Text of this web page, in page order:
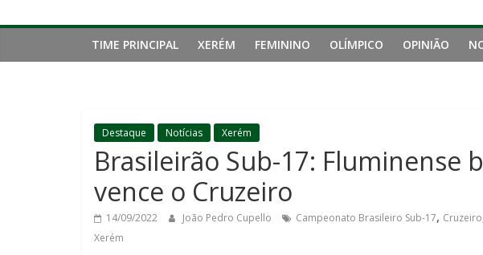
TIME PRINCIPAL XERÉM FEMININO OLÍMPICO OPINIÃO
Destaque Notícias Xerém
Brasileirão Sub-17: Fluminense
vence o Cruzeiro
14/09/2022 João Pedro Cupello Campeonato Brasileiro Sub-17, Cruzeiro
Xerém